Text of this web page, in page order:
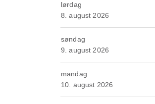
lørdag
8. august 2026
søndag
9. august 2026
mandag
10. august 2026